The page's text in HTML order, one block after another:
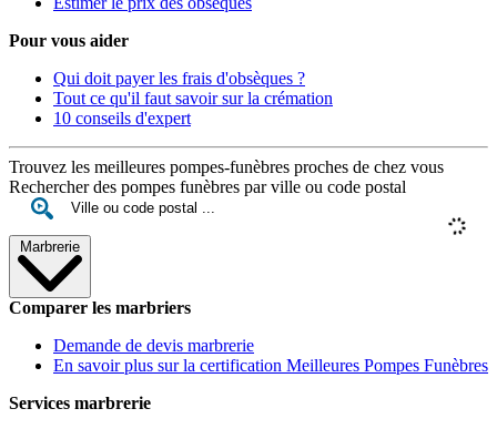
Pour vous aider
Qui doit payer les frais d'obsèques ?
Tout ce qu'il faut savoir sur la crémation
10 conseils d'expert
Trouvez les meilleures pompes-funèbres proches de chez vous
Rechercher des pompes funèbres par ville ou code postal
Marbrerie
Comparer les marbriers
Demande de devis marbrerie
En savoir plus sur la certification Meilleures Pompes Funèbres
Services marbrerie